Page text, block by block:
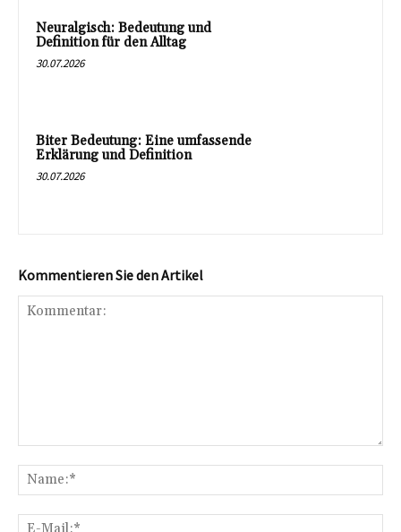
Neuralgisch: Bedeutung und
Definition für den Alltag
30.07.2026
Biter Bedeutung: Eine umfassende
Erklärung und Definition
30.07.2026
Kommentieren Sie den Artikel